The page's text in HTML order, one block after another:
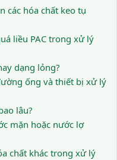
các hóa chất keo tụ
liều PAC trong xử lý
dạng lỏng?
ống và thiết bị xử lý
lâu?
mặn hoặc nước lợ
chất khác trong xử lý